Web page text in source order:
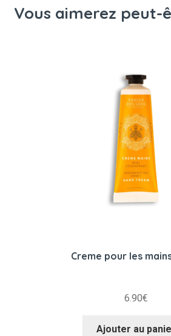
Vous aimerez peut-
Creme pour les
6.90€
Ajouter au